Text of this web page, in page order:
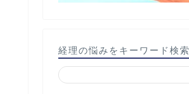
経理の悩みをキーワード検索